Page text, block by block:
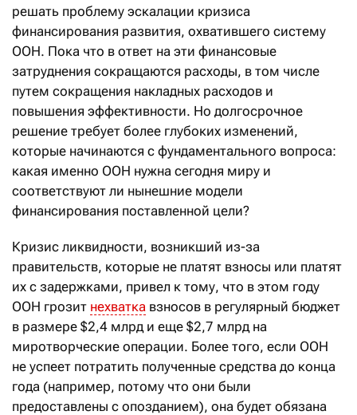
решать проблему эскалации кризиса
финансирования развития, охватившего систему
ООН. Пока что в ответ на эти финансовые
затруднения сокращаются расходы, в том числе
путем сокращения накладных расходов и
повышения эффективности. Но долгосрочное
решение требует более глубоких изменений,
которые начинаются с фундаментального вопроса:
какая именно ООН нужна сегодня миру и
соответствуют ли нынешние модели
финансирования поставленной цели?
Кризис ликвидности, возникший из-за
правительств, которые не платят взносы или платят
их с задержками, привел к тому, что в этом году
ООН грозит нехватка взносов в регулярный бюджет
в размере $2,4 млрд и еще $2,7 млрд на
миротворческие операции. Более того, если ООН
не успеет потратить полученные средства до конца
года (например, потому что они были
предоставлены с опозданием), она будет обязана